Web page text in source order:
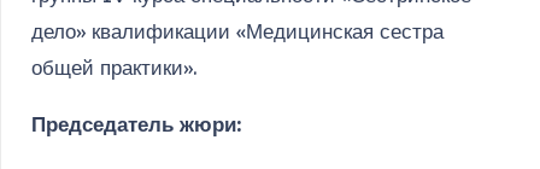
дело» квалификации «Медицинская сестра
общей практики».
Председатель жюри: